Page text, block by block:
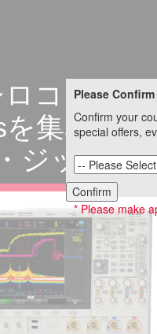
コープシ
集めた
ジッタ解
Please Confirm
Confirm your
special offers,
Confirm
* Please make